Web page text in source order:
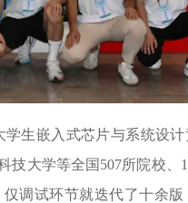
生嵌入式芯片与系统设
大学等全国507所院校、
调试环节就迭代了十余